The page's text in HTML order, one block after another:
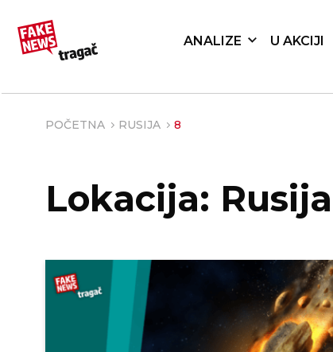
ANALIZE U AKCIJI
POČETNA RUSIJA 8
Lokacija: Rusija